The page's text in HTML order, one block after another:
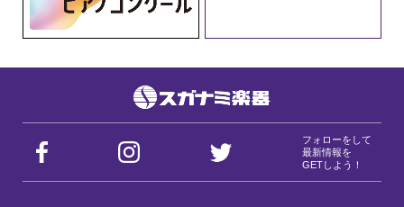
フォローをして
最新情報を
GETしよう！